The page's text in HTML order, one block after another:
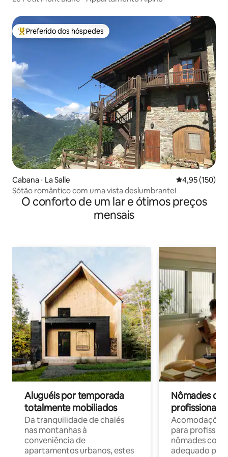
Entre os melhores preferidos dos hóspedes
Preferido dos hóspedes
Cabana ⋅ La Salle 4,95 de uma
4,95 (150)
Sótão romântico com uma vista deslumbrante!
O conforto de um lar e ótimos preços
mensais
Aluguéis por temporada
totalmente mobiliados
Da tranquilidade de chalés
nas montanhas à
conveniência de
apartamentos urbanos, estes
Nômades
profissionais
para
nômades com
adequado